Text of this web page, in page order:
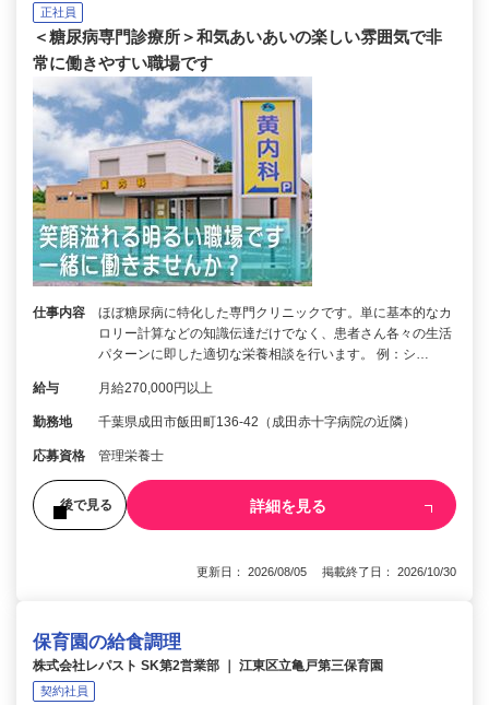
正社員
＜糖尿病専門診療所＞和気あいあいの楽しい雰囲気で非
常に働きやすい職場です
仕事内容
ほぼ糖尿病に特化した専門クリニックです。単に基本的なカ
ロリー計算などの知識伝達だけでなく、患者さん各々の生活
パターンに即した適切な栄養相談を行います。 例：シ…
給与 月給270,000円以上
勤務地 千葉県成田市飯田町136-42（成田赤十字病院の近隣）
応募資格 管理栄養士
後で見る 詳細を見る
更新日： 2026/08/05 掲載終了日： 2026/10/30
保育園の給食調理
株式会社レパスト SK第2営業部 ｜ 江東区立亀戸第三保育園
契約社員